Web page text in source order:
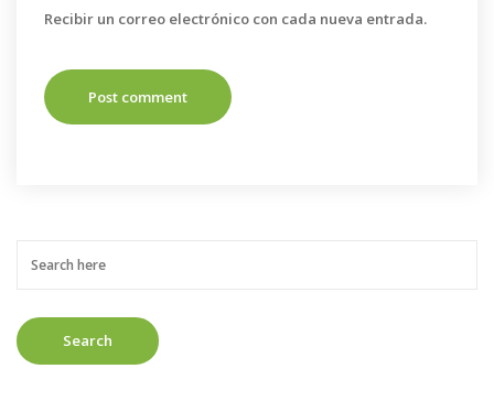
Recibir un correo electrónico con cada nueva entrada.